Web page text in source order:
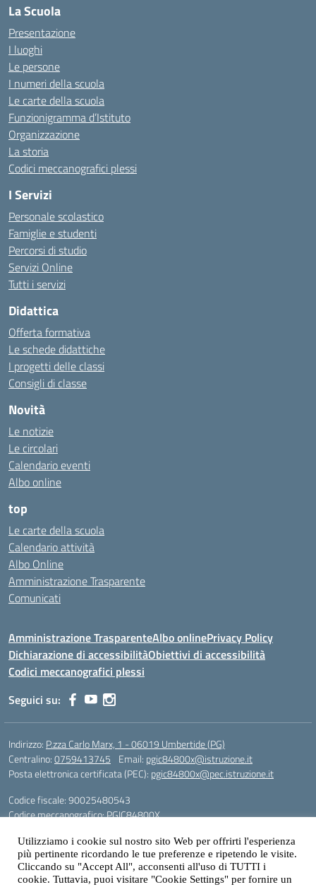
La Scuola
Presentazione
I luoghi
Le persone
I numeri della scuola
Le carte della scuola
Funzionigramma d’Istituto
Organizzazione
La storia
Codici meccanografici plessi
I Servizi
Personale scolastico
Famiglie e studenti
Percorsi di studio
Servizi Online
Tutti i servizi
Didattica
Offerta formativa
Le schede didattiche
I progetti delle classi
Consigli di classe
Novità
Le notizie
Le circolari
Calendario eventi
Albo online
top
Le carte della scuola
Calendario attività
Albo Online
Amministrazione Trasparente
Comunicati
Amministrazione TrasparenteAlbo onlinePrivacy Policy
Dichiarazione di accessibilitàObiettivi di accessibilità
Codici meccanografici plessi
Seguici su:
Indirizzo: P.zza Carlo Marx, 1 - 06019 Umbertide (PG)
Centralino:0759413745 Email: pgic84800x@istruzione.it
Posta elettronica certificata (PEC): pgic84800x@pec.istruzione.it
Codice fiscale: 90025480543
Codice meccanografico:PGIC84800X
Gestione sito web: prof. Paolo Chitarrai
Utilizziamo i cookie sul nostro sito Web per offrirti l'esperienza
più pertinente ricordando le tue preferenze e ripetendo le visite.
Cliccando su "Accept All", acconsenti all'uso di TUTTI i
cookie. Tuttavia, puoi visitare "Cookie Settings" per fornire un